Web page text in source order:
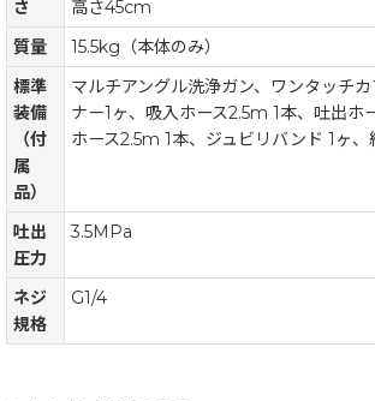
さ
高さ45cm
質量
15.5kg（本体のみ）
標準
装備
（付
属
品）
マルチアングル洗浄ガン、ワンタッチ
ナー1ヶ、吸入ホース2.5m 1本、吐出ホ
ホース2.5m 1本、ジュビリバンド 1ヶ
吐出
圧力
3.5MPa
ネジ
規格
G1/4